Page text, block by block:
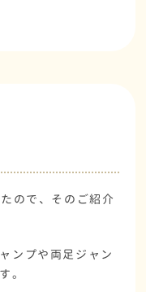
ので、そのご紹介
ンプや両足ジャン
。